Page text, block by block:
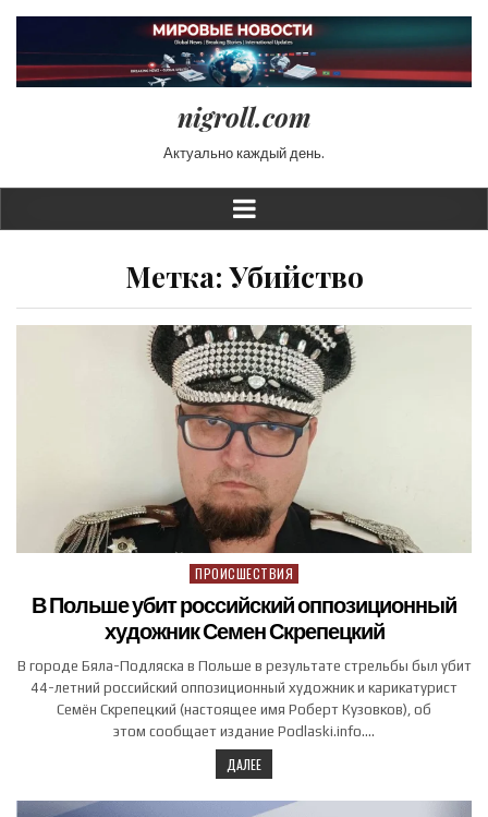
nigroll.com
Актуально каждый день.
Метка: Убийство
Posted in
ПРОИСШЕСТВИЯ
В Польше убит российский оппозиционный
художник Семен Скрепецкий
В городе Бяла-Подляска в Польше в результате стрельбы был убит
44-летний российский оппозиционный художник и карикатурист
Семён Скрепецкий (настоящее имя Роберт Кузовков), об
этом сообщает издание Podlaski.info….
ДАЛЕЕ